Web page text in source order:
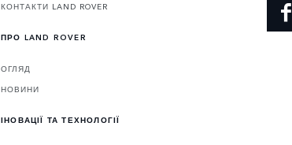
КОНТАКТИ LAND ROVER
ПРО LAND ROVER
ОГЛЯД
НОВИНИ
ІНОВАЦІЇ ТА ТЕХНОЛОГІЇ